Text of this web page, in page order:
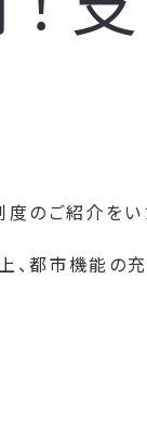
のご紹介をい
、都市機能の